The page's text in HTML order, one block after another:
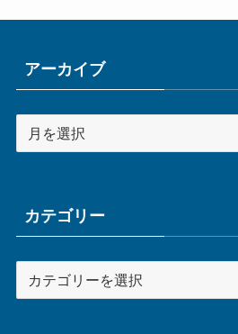
アーカイブ
ー
ブカテゴリー
テ